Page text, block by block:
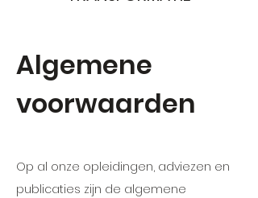
Algemene
voorwaarden
Op al onze opleidingen, adviezen en
publicaties zijn de algemene